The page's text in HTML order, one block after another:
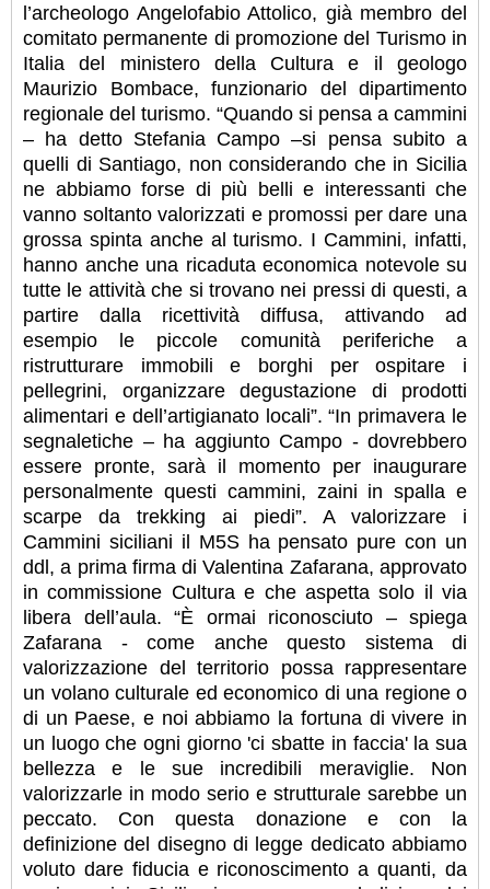
l’archeologo Angelofabio Attolico, già membro del
comitato permanente di promozione del Turismo in
Italia del ministero della Cultura e il geologo
Maurizio Bombace, funzionario del dipartimento
regionale del turismo. “Quando si pensa a cammini
– ha detto Stefania Campo –si pensa subito a
quelli di Santiago, non considerando che in Sicilia
ne abbiamo forse di più belli e interessanti che
vanno soltanto valorizzati e promossi per dare una
grossa spinta anche al turismo. I Cammini, infatti,
hanno anche una ricaduta economica notevole su
tutte le attività che si trovano nei pressi di questi, a
partire dalla ricettività diffusa, attivando ad
esempio le piccole comunità periferiche a
ristrutturare immobili e borghi per ospitare i
pellegrini, organizzare degustazione di prodotti
alimentari e dell’artigianato locali”.“In primavera le
segnaletiche – ha aggiunto Campo - dovrebbero
essere pronte, sarà il momento per inaugurare
personalmente questi cammini, zaini in spalla e
scarpe da trekking ai piedi”. A valorizzare i
Cammini siciliani il M5S ha pensato pure con un
ddl, a prima firma di Valentina Zafarana, approvato
in commissione Cultura e che aspetta solo il via
libera dell’aula. “È ormai riconosciuto – spiega
Zafarana - come anche questo sistema di
valorizzazione del territorio possa rappresentare
un volano culturale ed economico di una regione o
di un Paese, e noi abbiamo la fortuna di vivere in
un luogo che ogni giorno 'ci sbatte in faccia' la sua
bellezza e le sue incredibili meraviglie. Non
valorizzarle in modo serio e strutturale sarebbe un
peccato. Con questa donazione e con la
definizione del disegno di legge dedicato abbiamo
voluto dare fiducia e riconoscimento a quanti, da